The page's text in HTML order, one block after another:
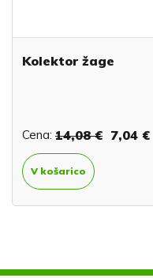
Kolektor žage
Cena: 14,08 € 7,04 €
V košarico